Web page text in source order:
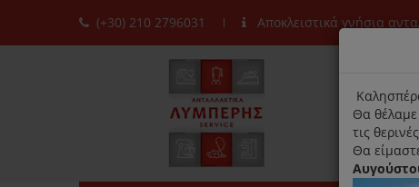
(+30) 210 2796031 Αποκλειστικά γνήσια
title
Θα
τις
Θα